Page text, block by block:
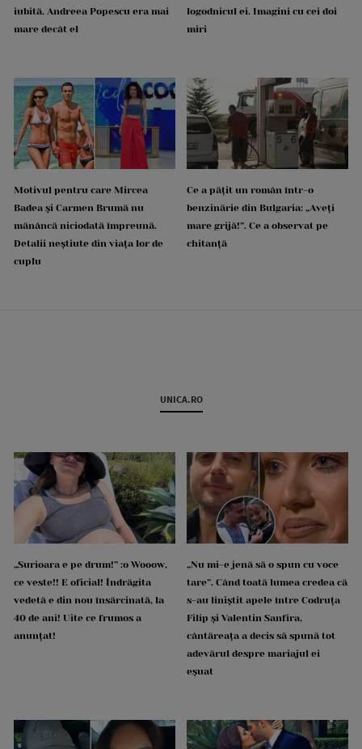
iubită. Andreea Popescu era mai
mare decât el
logodnicul ei. Imagini cu cei doi
miri
Motivul pentru care Mircea
Badea și Carmen Brumă nu
mănâncă niciodată împreună.
Detalii neștiute din viața lor de
cuplu
Ce a pățit un român într-o
benzinărie din Bulgaria: „Aveți
mare grijă!”. Ce a observat pe
chitanță
UNICA.RO
„Surioara e pe drum!” :o Wooow,
ce veste!! E oficial! Îndrăgita
vedetă e din nou însărcinată, la
40 de ani! Uite ce frumos a
anunțat!
„Nu mi-e jenă să o spun cu voce
tare”. Când toată lumea credea că
s-au liniștit apele între Codruța
Filip și Valentin Sanfira,
cântăreața a decis să spună tot
adevărul despre mariajul ei
eșuat